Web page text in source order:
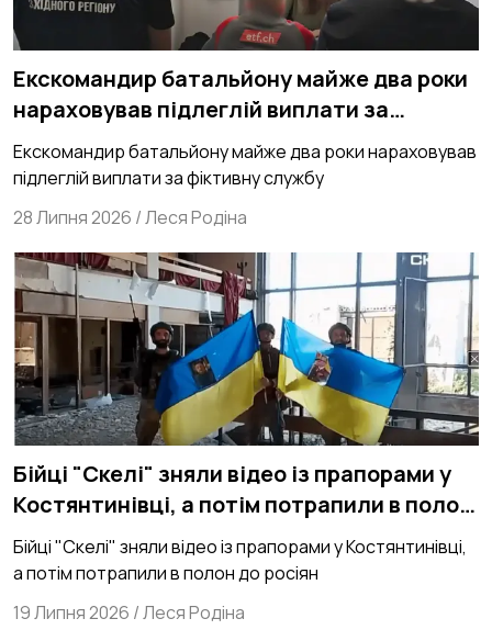
Екскомандир батальйону майже два роки
нараховував підлеглій виплати за
фіктивну службу
Екскомандир батальйону майже два роки нараховував
підлеглій виплати за фіктивну службу
28 Липня 2026 /Леся Родіна
Бійці "Скелі" зняли відео із прапорами у
Костянтинівці, а потім потрапили в полон
до росіян
Бійці "Скелі" зняли відео із прапорами у Костянтинівці,
а потім потрапили в полон до росіян
19 Липня 2026 /Леся Родіна